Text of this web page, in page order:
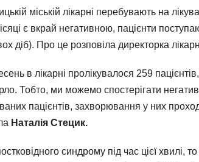
міській лікарні перебувають на
є вкрай негативною, пацієнти
діб). Про це розповіла директорка
в лікарні пролікувалося 259
Тобто, ми можемо спостерігати
пацієнтів, захворювання у них
Наталія Стецик.
синдрому під час цієї хвилі,